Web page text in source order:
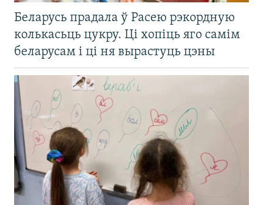
Беларусь прадала ў Расею рэкордную
колькасьць цукру. Ці хопіць яго самім
беларусам і ці ня вырастуць цэны